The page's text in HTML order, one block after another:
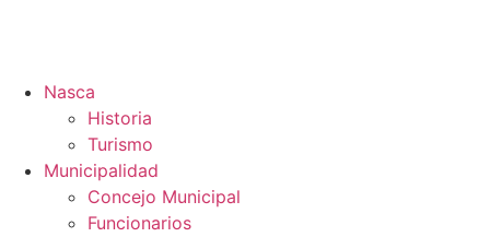
Nasca
Historia
Turismo
Municipalidad
Concejo Municipal
Funcionarios